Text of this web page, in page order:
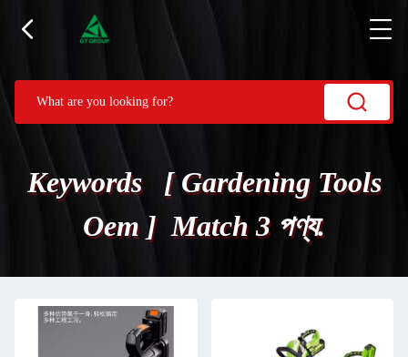
Keywords [ Gardening Tools
Oem ] Match 3 পণ্য.